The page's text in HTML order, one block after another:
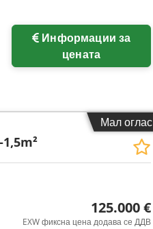
Побарајте повеќе
цената
Мал оглас
1,5m²
125.000 €
EXW фиксна цена додава се ДДВ